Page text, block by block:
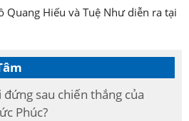
Quang Hiếu và Tuệ Như diễn ra tại
đứng sau chiến thắng của
Phúc?